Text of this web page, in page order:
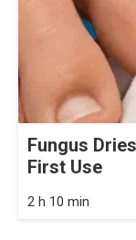
Fungus
First Use
2 h 10 min